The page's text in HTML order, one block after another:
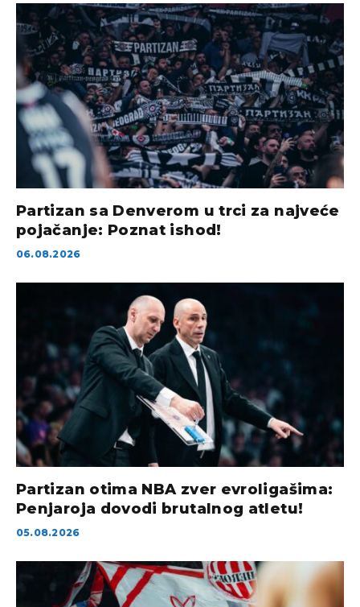
Partizan sa Denverom u trci za najveće
pojačanje: Poznat ishod!
06.08.2026
Partizan otima NBA zver evroligašima:
Penjaroja dovodi brutalnog atletu!
05.08.2026